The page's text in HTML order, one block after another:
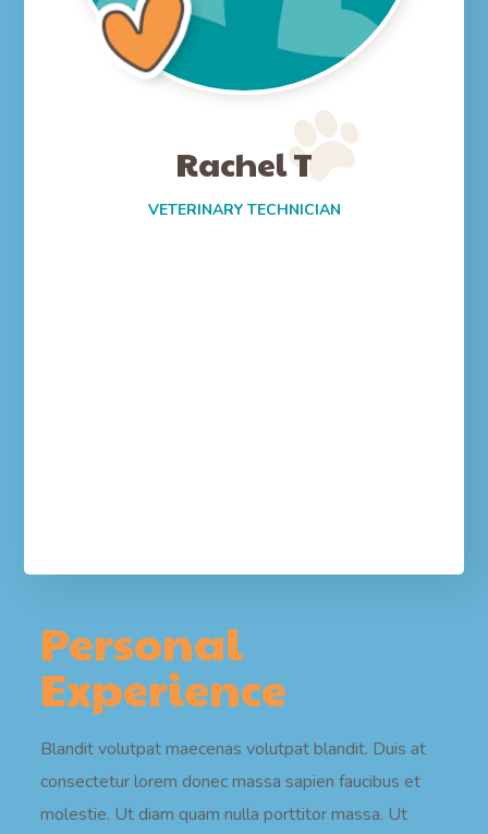
Rachel T
VETERINARY TECHNICIAN
Personal
Experience
Blandit volutpat maecenas volutpat blandit. Duis at
consectetur lorem donec massa sapien faucibus et
molestie. Ut diam quam nulla porttitor massa. Ut